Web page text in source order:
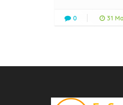
0 31